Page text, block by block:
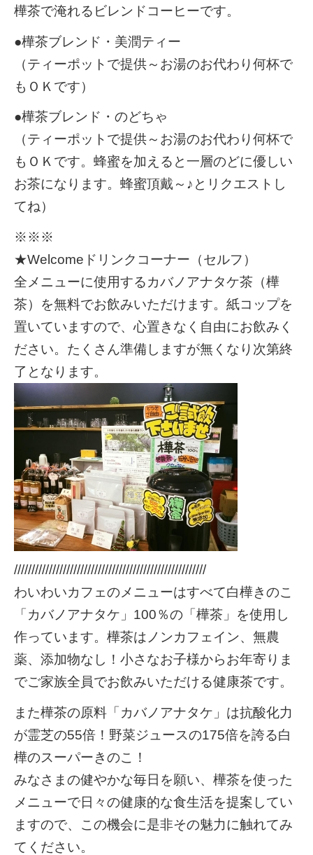
樺茶で淹れるビレンドコーヒーです。
●樺茶ブレンド・美潤ティー
（ティーポットで提供～お湯のお代わり何杯で
もＯＫです）
●樺茶ブレンド・のどちゃ
（ティーポットで提供～お湯のお代わり何杯で
もＯＫです。蜂蜜を加えると一層のどに優しい
お茶になります。蜂蜜頂戴～♪とリクエストし
てね）
※※※
★Welcomeドリンクコーナー（セルフ）
全メニューに使用するカバノアナタケ茶（樺
茶）を無料でお飲みいただけます。紙コップを
置いていますので、心置きなく自由にお飲みく
ださい。たくさん準備しますが無くなり次第終
了となります。
///////////////////////////////////////////////////////
わいわいカフェのメニューはすべて白樺きのこ
「カバノアナタケ」100％の「樺茶」を使用し
作っています。樺茶はノンカフェイン、無農
薬、添加物なし！小さなお子様からお年寄りま
でご家族全員でお飲みいただける健康茶です。
また樺茶の原料「カバノアナタケ」は抗酸化力
が霊芝の55倍！野菜ジュースの175倍を誇る白
樺のスーパーきのこ！
みなさまの健やかな毎日を願い、樺茶を使った
メニューで日々の健康的な食生活を提案してい
ますので、この機会に是非その魅力に触れてみ
てください。